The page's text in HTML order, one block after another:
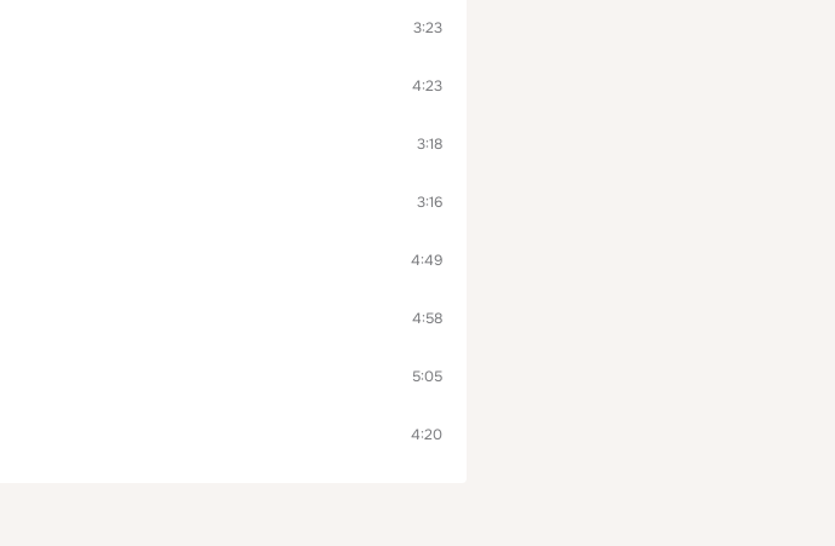
3:23
4:23
3:18
3:16
4:49
4:58
5:05
4:20